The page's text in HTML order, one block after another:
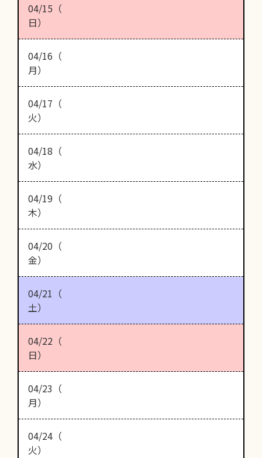
04/15（
日）
04/16（
月）
04/17（
火）
04/18（
水）
04/19（
木）
04/20（
金）
04/21（
土）
04/22（
日）
04/23（
月）
04/24（
火）